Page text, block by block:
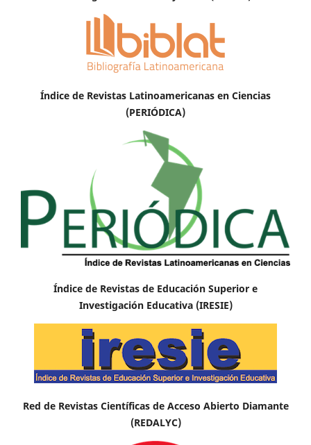
Índice de Revistas Latinoamericanas en Ciencias
(PERIÓDICA)
Índice de Revistas de Educación Superior e
Investigación Educativa (IRESIE)
Red de Revistas Científicas de Acceso Abierto Diamante
(REDALYC)